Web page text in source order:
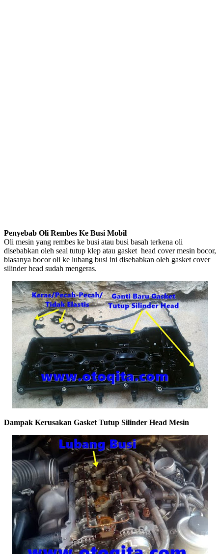
Penyebab Oli Rembes Ke Busi Mobil
Oli mesin yang rembes ke busi atau busi basah terkena oli
disebabkan oleh seal tutup klep atau gasket head cover mesin bocor,
biasanya bocor oli ke lubang busi ini disebabkan oleh gasket cover
silinder head sudah mengeras.
Dampak Kerusakan Gasket Tutup Silinder Head Mesin